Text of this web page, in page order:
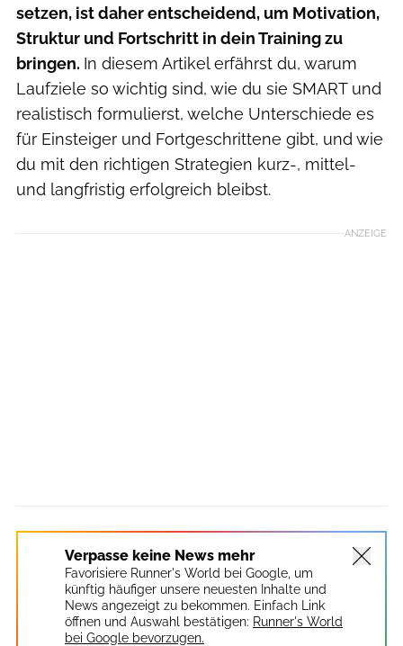
setzen, ist daher entscheidend, um Motivation,
Struktur und Fortschritt in dein Training zu
bringen. In diesem Artikel erfährst du, warum
Laufziele so wichtig sind, wie du sie SMART und
realistisch formulierst, welche Unterschiede es
für Einsteiger und Fortgeschrittene gibt, und wie
du mit den richtigen Strategien kurz-, mittel-
und langfristig erfolgreich bleibst.
ANZEIGE
Verpasse keine News mehr
Favorisiere Runner's World bei Google, um
künftig häufiger unsere neuesten Inhalte und
News angezeigt zu bekommen. Einfach Link
öffnen und Auswahl bestätigen: Runner's World
bei Google bevorzugen.